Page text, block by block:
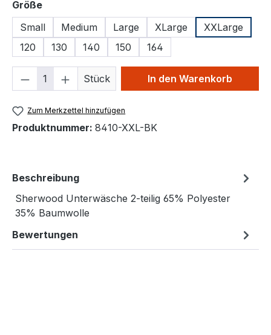
Größeauswählen
Small
Medium Large XLarge
XXLarge
120
130 140 150 164
Produkt Anzahl: Gib den
Stück In den Warenkorb
Zum Merkzettel hinzufügen
Produktnummer: 8410-XXL-BK
Beschreibung
Sherwood Unterwäsche 2-teilig 65% Polyester
35% Baumwolle
Bewertungen